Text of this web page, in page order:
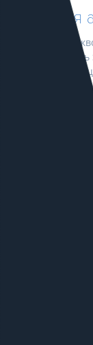
Сквозная
Настраиваем
или жизненной